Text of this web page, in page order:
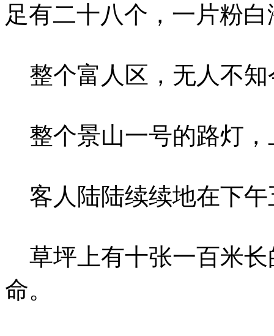
足有二十八个，一片粉
整个富人区，无人不知
整个景山一号的路灯，
客人陆陆续续地在下午
草坪上有十张一百米长
命。